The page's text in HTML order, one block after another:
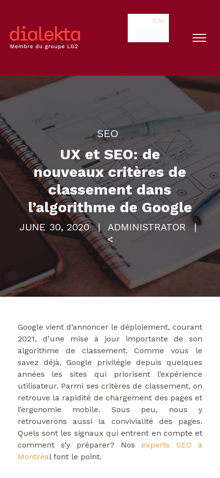
EN
SEO
UX et SEO: de
nouveaux critères de
classement dans
l’algorithme de Google
JUNE 30, 2020 ADMINISTRATOR
Google vient d’annoncer le déploiement, courant
2021, d’une mise à jour importante de son
algorithme de classement. Comme vous le
savez déjà, Google privilégie depuis quelques
années les sites qui priorisent l’expérience
utilisateur. Parmi ses critères de classement, on
retrouve la rapidité de chargement des pages et
l’ergonomie mobile. Sous peu, nous y
retrouverons aussi la convivialité des pages.
Quels sont les signaux qui entrent en compte et
comment s’y préparer? Nosexperts SEO à
Montréal font le point.